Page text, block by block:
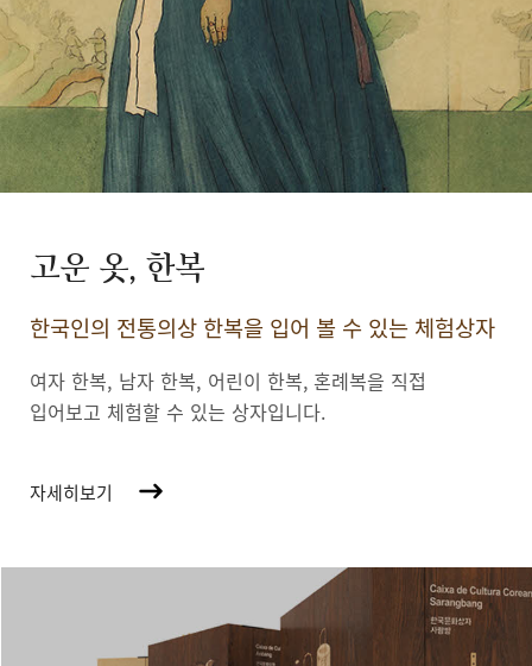
고운 옷, 한복
한국인의 전통의상 한복을 입어 볼 수 있는 체험상자
여자 한복, 남자 한복, 어린이 한복, 혼례복을 직접
입어보고 체험할 수 있는 상자입니다.
자세히보기